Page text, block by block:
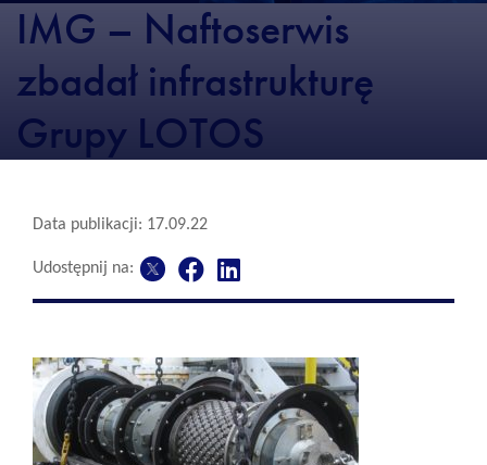
IMG – Naftoserwis
zbadał infrastrukturę
Grupy LOTOS
Data publikacji: 17.09.22
Udostępnij na: